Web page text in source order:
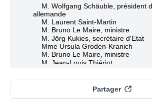
M. Wolfgang Schäuble, président
allemande
M. Laurent Saint-Martin
M. Bruno Le Maire, ministre
M. Jörg Kukies, secrétaire d'Etat
Mme Ursula Groden-Kranich
M. Bruno Le Maire, ministre
M. Jean-Louis Thiériot
M. Jörg Kukies, secrétaire d'Etat
Mme Kirsten Lühmann
M. Jörg Kukies, secrétaire d'Etat
Partager